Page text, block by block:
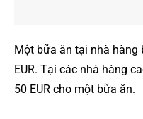
Một bữa ăn tại nhà hàng
EUR. Tại các nhà hàng
50 EUR cho một bữa ăn.